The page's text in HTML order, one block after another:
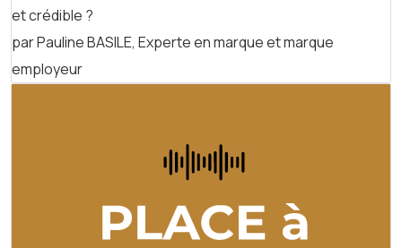
et crédible ?
par Pauline BASILE, Experte en marque et marque
employeur